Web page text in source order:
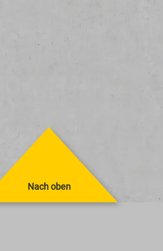
Nach oben